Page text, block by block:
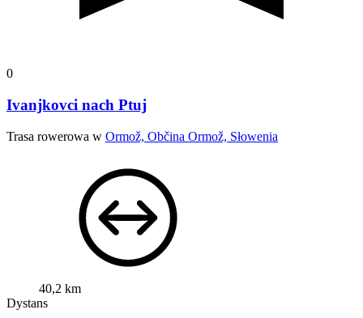
0
Ivanjkovci nach Ptuj
Trasa rowerowa w Ormož, Občina Ormož, Słowenia
40,2 km
Dystans